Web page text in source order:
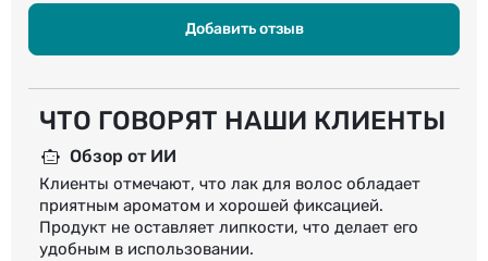
Добавить отзыв
ЧТО ГОВОРЯТ НАШИ КЛИЕНТЫ
Обзор от ИИ
Клиенты отмечают, что лак для волос обладает
приятным ароматом и хорошей фиксацией.
Продукт не оставляет липкости, что делает его
удобным в использовании.